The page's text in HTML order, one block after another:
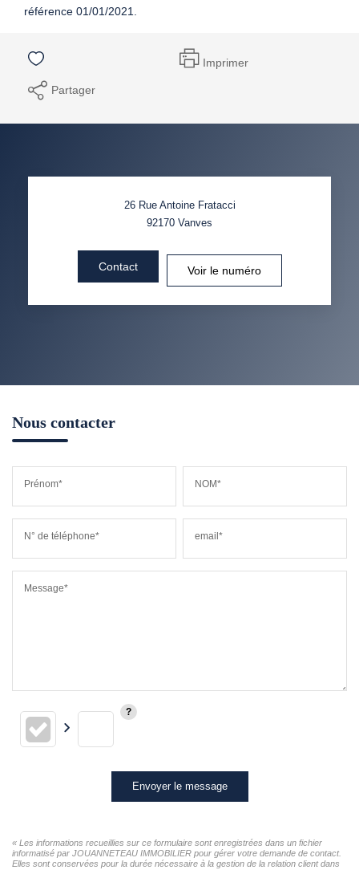
référence 01/01/2021.
Imprimer
Partager
26 Rue Antoine Fratacci
92170 Vanves
Contact Voir le numéro
Nous contacter
Prénom* NOM*
N° de téléphone* email*
Message*
Envoyer le message
« Les informations recueillies sur ce formulaire sont enregistrées dans un fichier
informatisé par JOUANNETEAU IMMOBILIER pour gérer votre demande de contact.
Elles sont conservées pour la durée nécessaire à la gestion de la relation client dans